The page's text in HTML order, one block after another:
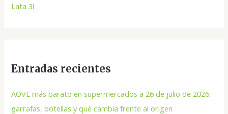
Lata 3l
Entradas recientes
AOVE más barato en supermercados a 26 de julio de 2026:
garrafas, botellas y qué cambia frente al origen